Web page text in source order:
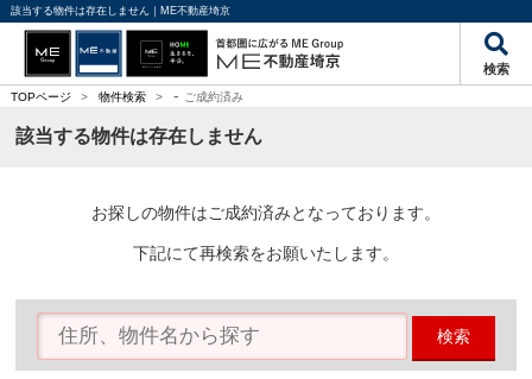
該当する物件は存在しません｜ME不動産埼京
検索
TOPページ > 物件検索 > - ご成約済み
該当する物件は存在しません
お探しの物件はご成約済みとなっております。
下記にて再検索をお願いたします。
検索